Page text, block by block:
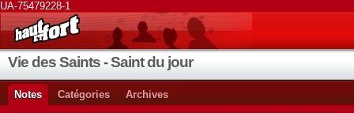
UA-75479228-1
Vie des Saints - Saint du jour
Notes Catégories Archives